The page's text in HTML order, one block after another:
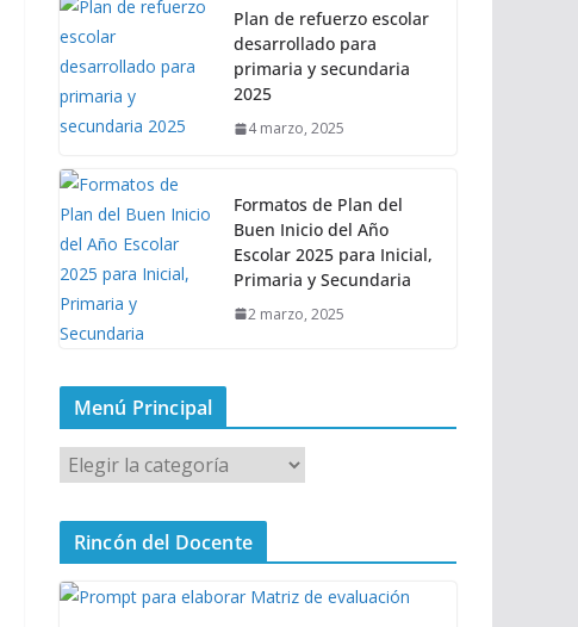
Plan de refuerzo escolar
desarrollado para
primaria y secundaria
2025
4 marzo, 2025
Formatos de Plan del
Buen Inicio del Año
Escolar 2025 para Inicial,
Primaria y Secundaria
2 marzo, 2025
Menú Principal
M
e
n
P
Rincón del Docente